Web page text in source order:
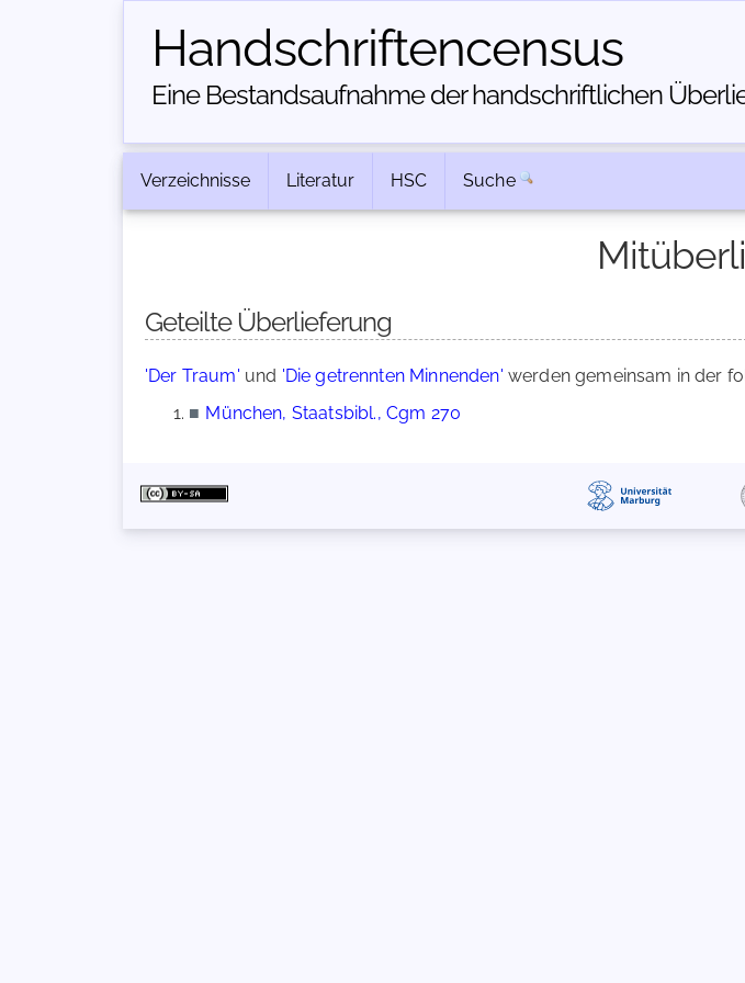
Handschriften­census
Eine Bestandsaufnahme der handschriftlichen
Verzeichnisse Literatur HSC Suche
Geteilte Überlieferung
'Der Traum' und 'Die getrennten Minnenden' werden gemeinsam in der
■ München, Staatsbibl., Cgm 270